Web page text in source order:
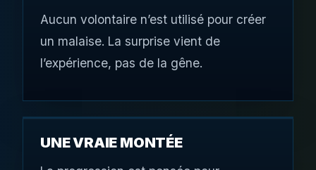
Aucun volontaire n’est utilisé pour créer
un malaise. La surprise vient de
l’expérience, pas de la gêne.
UNE VRAIE MONTÉE